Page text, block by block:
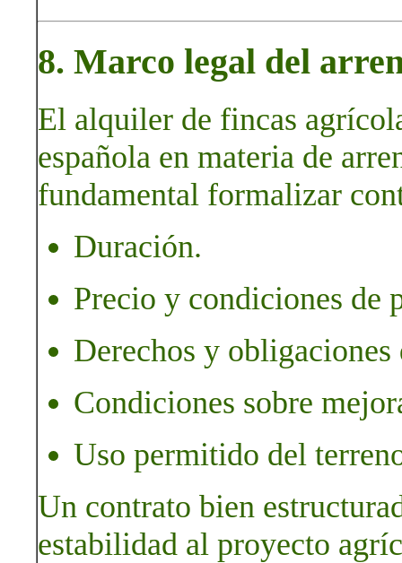
8. Marco legal del
El alquiler de fincas
española en materia de
fundamental formalizar
Duración.
Precio y condiciones de
Derechos y obligaciones
Condiciones sobre
Uso permitido del
Un contrato bien
estabilidad al proyecto